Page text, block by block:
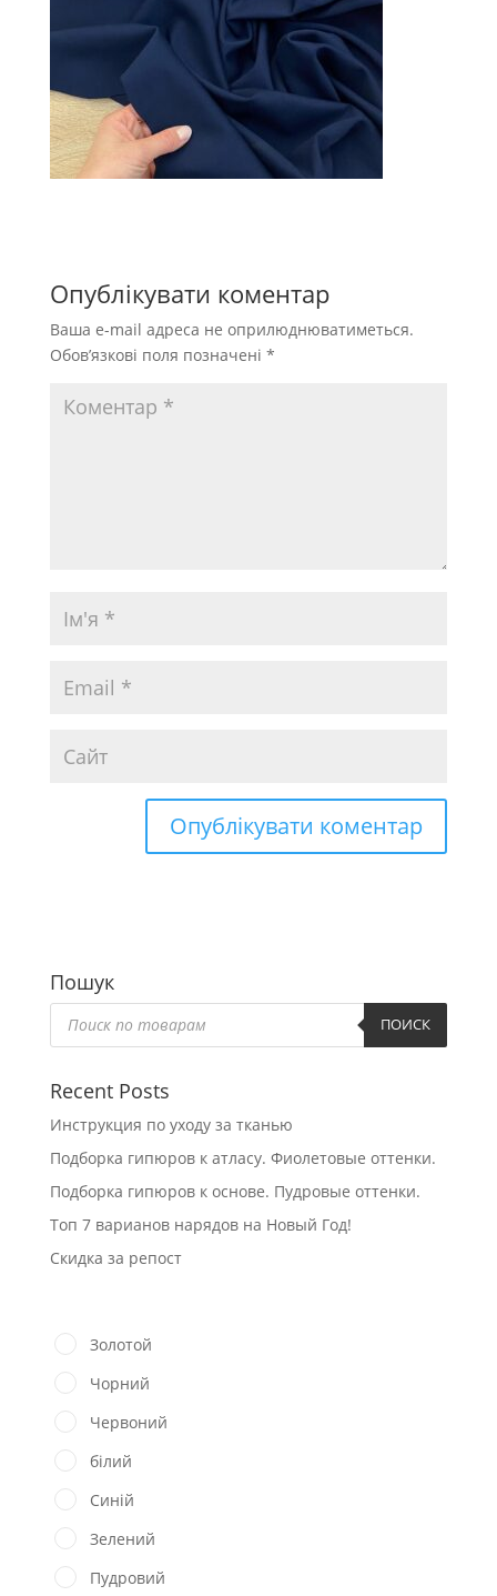
Опублікувати коментар
Ваша e-mail адреса не оприлюднюватиметься.
Обов’язкові поля позначені *
Пошук
Пошук
товарів ПОИСК
Recent Posts
Инструкция по уходу за тканью
Подборка гипюров к атласу. Фиолетовые оттенки.
Подборка гипюров к основе. Пудровые оттенки.
Топ 7 варианов нарядов на Новый Год!
Скидка за репост
Золотой
Чорний
Червоний
білий
Синій
Зелений
Пудровий